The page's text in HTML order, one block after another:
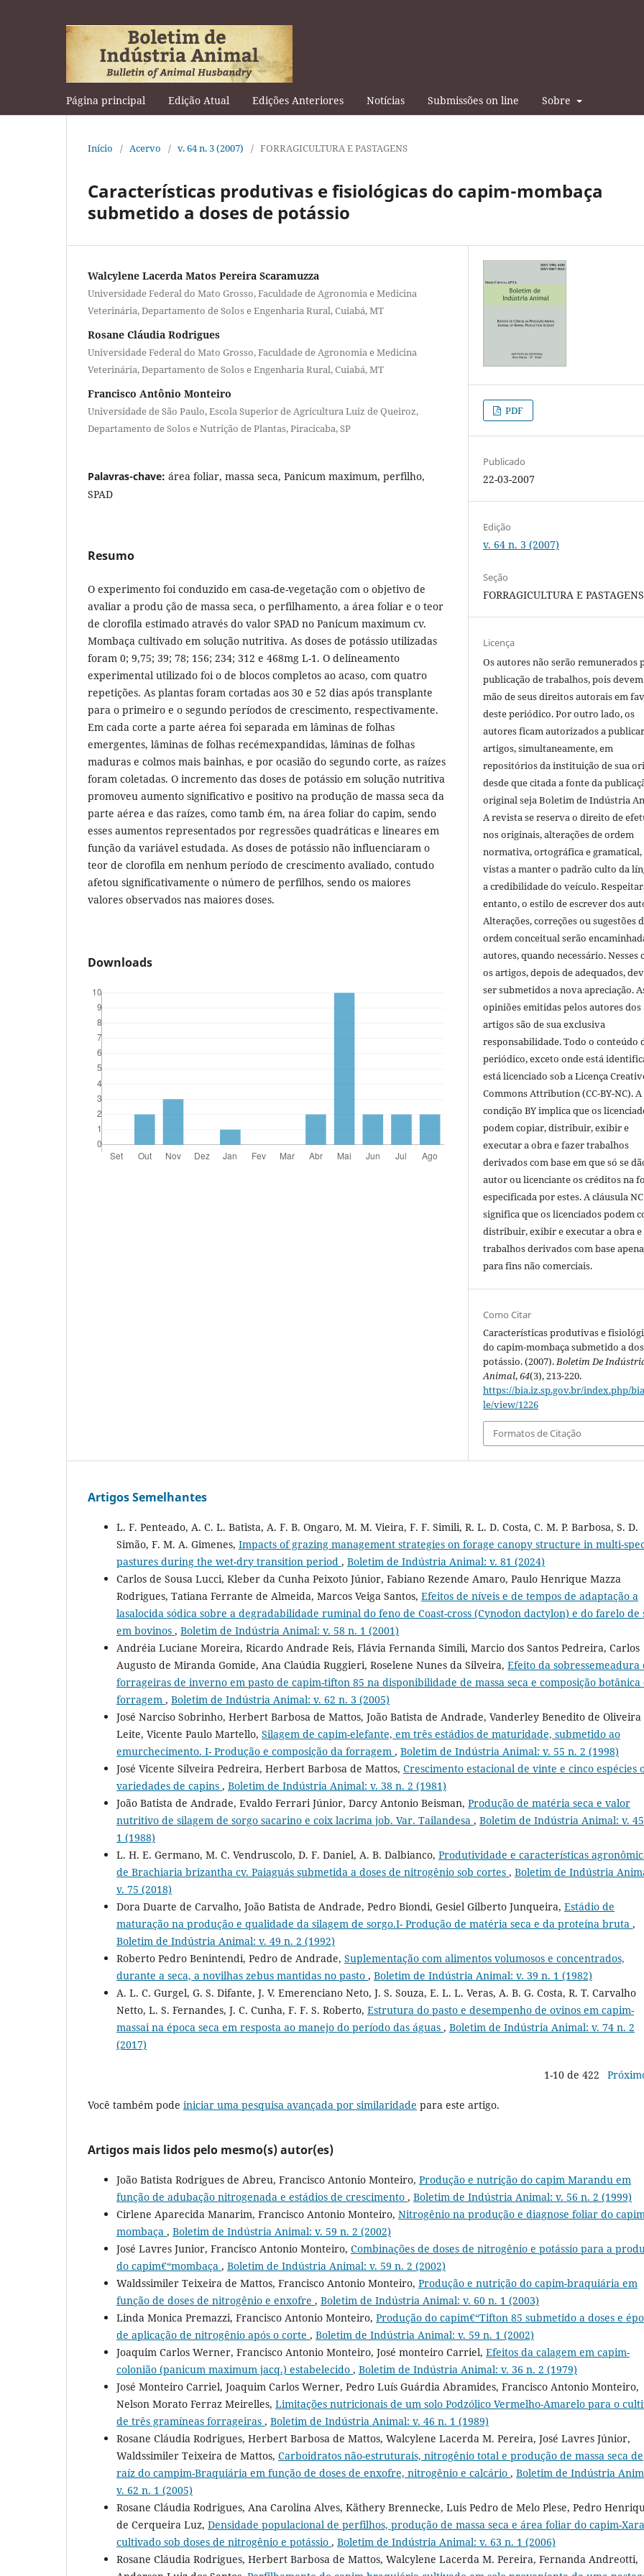
Página principal Edição Atual Edições Anteriores Notícias Submissões on line Sobre
Início / Acervo / v. 64 n. 3 (2007) / FORRAGICULTURA E PASTAGENS
Características produtivas e fisiológicas do capim-mombaça
submetido a doses de potássio
Walcylene Lacerda Matos Pereira Scaramuzza
Universidade Federal do Mato Grosso, Faculdade de Agronomia e Medicina
Veterinária, Departamento de Solos e Engenharia Rural, Cuiabá, MT
Rosane Cláudia Rodrigues
Universidade Federal do Mato Grosso, Faculdade de Agronomia e Medicina
Veterinária, Departamento de Solos e Engenharia Rural, Cuiabá, MT
Francisco Antônio Monteiro
Universidade de São Paulo, Escola Superior de Agricultura Luiz de Queiroz,
Departamento de Solos e Nutrição de Plantas, Piracicaba, SP
Palavras-chave: área foliar, massa seca, Panicum maximum, perfilho,
SPAD
Resumo
O experimento foi conduzido em casa-de-vegetação com o objetivo de
avaliar a produ ção de massa seca, o perfilhamento, a área foliar e o teor
de clorofila estimado através do valor SPAD no Panicum maximum cv.
Mombaça cultivado em solução nutritiva. As doses de potássio utilizadas
foram 0; 9,75; 39; 78; 156; 234; 312 e 468mg L-1. O delineamento
experimental utilizado foi o de blocos completos ao acaso, com quatro
repetições. As plantas foram cortadas aos 30 e 52 dias após transplante
para o primeiro e o segundo períodos de crescimento, respectivamente.
Em cada corte a parte aérea foi separada em lâminas de folhas
emergentes, lâminas de folhas recémexpandidas, lâminas de folhas
maduras e colmos mais bainhas, e por ocasião do segundo corte, as raízes
foram coletadas. O incremento das doses de potássio em solução nutritiva
promoveu aumento significativo e positivo na produção de massa seca da
parte aérea e das raízes, como tamb ém, na área foliar do capim, sendo
esses aumentos representados por regressões quadráticas e lineares em
função da variável estudada. As doses de potássio não influenciaram o
teor de clorofila em nenhum período de crescimento avaliado, contudo
afetou significativamente o número de perfilhos, sendo os maiores
valores observados nas maiores doses.
Downloads
PDF
Publicado
22-03-2007
Edição
v. 64 n. 3 (2007)
Seção
FORRAGICULTURA E PASTAGENS
Licença
Os autores não serão remunerados
publicação de trabalhos, pois
mão de seus direitos autorais em
deste periódico. Por outro lado, os
autores ficam autorizados a
artigos, simultaneamente, em
repositórios da instituição de sua
desde que citada a fonte da
original seja Boletim de Indústria
A revista se reserva o direito de
nos originais, alterações de ordem
normativa, ortográfica e gramatical,
vistas a manter o padrão culto da
a credibilidade do veículo.
entanto, o estilo de escrever dos
Alterações, correções ou sugestões
ordem conceitual serão
autores, quando necessário. Nesses
os artigos, depois de adequados,
ser submetidos a nova apreciação.
opiniões emitidas pelos autores dos
artigos são de sua exclusiva
responsabilidade. Todo o conteúdo
periódico, exceto onde está
está licenciado sob a Licença
Commons Attribution (CC-BY-NC). A
condição BY implica que os
podem copiar, distribuir, exibir e
executar a obra e fazer trabalhos
derivados com base em que só se
autor ou licenciante os créditos na
especificada por estes. A cláusula NC
significa que os licenciados podem
distribuir, exibir e executar a obra
trabalhos derivados com base
para fins não comerciais.
Como Citar
Características produtivas e
do capim-mombaça submetido a
potássio. (2007).Boletim De
Animal,64(3), 213-220.
https://bia.iz.sp.gov.br/index.php/
le/view/1226
Formatos de Citação
Artigos Semelhantes
L. F. Penteado, A. C. L. Batista, A. F. B. Ongaro, M. M. Vieira, F. F. Simili, R. L. D. Costa, C. M. P. Barbosa, S. D.
Simão, F. M. A. Gimenes, Impacts of grazing management strategies on forage canopy structure in multi-
pastures during the wet-dry transition period , Boletim de Indústria Animal: v. 81 (2024)
Carlos de Sousa Lucci, Kleber da Cunha Peixoto Júnior, Fabiano Rezende Amaro, Paulo Henrique Mazza
Rodrigues, Tatiana Ferrante de Almeida, Marcos Veiga Santos, Efeitos de níveis e de tempos de adaptação a
lasalocida sódica sobre a degradabilidade ruminal do feno de Coast-cross (Cynodon dactylon) e do farelo de
em bovinos , Boletim de Indústria Animal: v. 58 n. 1 (2001)
Andréia Luciane Moreira, Ricardo Andrade Reis, Flávia Fernanda Simili, Marcio dos Santos Pedreira, Carlos
Augusto de Miranda Gomide, Ana Claúdia Ruggieri, Roselene Nunes da Silveira, Efeito da sobressemeadura
forrageiras de inverno em pasto de capim-tifton 85 na disponibilidade de massa seca e composição botânica
forragem , Boletim de Indústria Animal: v. 62 n. 3 (2005)
José Narciso Sobrinho, Herbert Barbosa de Mattos, João Batista de Andrade, Vanderley Benedito de Oliveira
Leite, Vicente Paulo Martello, Silagem de capim-elefante, em três estádios de maturidade, submetido ao
emurchecimento. I- Produção e composição da forragem , Boletim de Indústria Animal: v. 55 n. 2 (1998)
José Vicente Silveira Pedreira, Herbert Barbosa de Mattos, Crescimento estacional de vinte e cinco espécies
variedades de capins , Boletim de Indústria Animal: v. 38 n. 2 (1981)
João Batista de Andrade, Evaldo Ferrari Júnior, Darcy Antonio Beisman, Produção de matéria seca e valor
nutritivo de silagem de sorgo sacarino e coix lacrima job. Var. Tailandesa , Boletim de Indústria Animal: v.
1 (1988)
L. H. E. Germano, M. C. Vendruscolo, D. F. Daniel, A. B. Dalbianco, Produtividade e características
de Brachiaria brizantha cv. Paiaguás submetida a doses de nitrogênio sob cortes , Boletim de Indústria
v. 75 (2018)
Dora Duarte de Carvalho, João Batista de Andrade, Pedro Biondi, Gesiel Gilberto Junqueira, Estádio de
maturação na produção e qualidade da silagem de sorgo.I- Produção de matéria seca e da proteína bruta ,
Boletim de Indústria Animal: v. 49 n. 2 (1992)
Roberto Pedro Benintendi, Pedro de Andrade, Suplementação com alimentos volumosos e concentrados,
durante a seca, a novilhas zebus mantidas no pasto , Boletim de Indústria Animal: v. 39 n. 1 (1982)
A. L. C. Gurgel, G. S. Difante, J. V. Emerenciano Neto, J. S. Souza, E. L. L. Veras, A. B. G. Costa, R. T. Carvalho
Netto, L. S. Fernandes, J. C. Cunha, F. F. S. Roberto, Estrutura do pasto e desempenho de ovinos em capim-
massai na época seca em resposta ao manejo do período das águas , Boletim de Indústria Animal: v. 74 n. 2
(2017)
1-10 de 422
Você também pode iniciar uma pesquisa avançada por similaridade para este artigo.
Artigos mais lidos pelo mesmo(s) autor(es)
João Batista Rodrigues de Abreu, Francisco Antonio Monteiro, Produção e nutrição do capim Marandu em
função de adubação nitrogenada e estádios de crescimento , Boletim de Indústria Animal: v. 56 n. 2 (1999)
Cirlene Aparecida Manarim, Francisco Antonio Monteiro, Nitrogênio na produção e diagnose foliar do
mombaça , Boletim de Indústria Animal: v. 59 n. 2 (2002)
José Lavres Junior, Francisco Antonio Monteiro, Combinações de doses de nitrogênio e potássio para a
do capim€“mombaça , Boletim de Indústria Animal: v. 59 n. 2 (2002)
Waldssimiler Teixeira de Mattos, Francisco Antonio Monteiro, Produção e nutrição do capim-braquiária em
função de doses de nitrogênio e enxofre , Boletim de Indústria Animal: v. 60 n. 1 (2003)
Linda Monica Premazzi, Francisco Antonio Monteiro, Produção do capim€“Tifton 85 submetido a doses e
de aplicação de nitrogênio após o corte , Boletim de Indústria Animal: v. 59 n. 1 (2002)
Joaquim Carlos Werner, Francisco Antonio Monteiro, José monteiro Carriel, Efeitos da calagem em capim-
colonião (panicum maximum jacq.) estabelecido , Boletim de Indústria Animal: v. 36 n. 2 (1979)
José Monteiro Carriel, Joaquim Carlos Werner, Pedro Luís Guárdia Abramides, Francisco Antonio Monteiro,
Nelson Morato Ferraz Meirelles, Limitações nutricionais de um solo Podzólico Vermelho-Amarelo para o
de três gramíneas forrageiras , Boletim de Indústria Animal: v. 46 n. 1 (1989)
Rosane Cláudia Rodrigues, Herbert Barbosa de Mattos, Walcylene Lacerda M. Pereira, José Lavres Júnior,
Waldssimiler Teixeira de Mattos, Carboidratos não-estruturais, nitrogênio total e produção de massa seca de
raíz do campim-Braquiária em função de doses de enxofre, nitrogênio e calcário , Boletim de Indústria
v. 62 n. 1 (2005)
Rosane Cláudia Rodrigues, Ana Carolina Alves, Käthery Brennecke, Luis Pedro de Melo Plese, Pedro
de Cerqueira Luz, Densidade populacional de perfilhos, produção de massa seca e área foliar do capim-
cultivado sob doses de nitrogênio e potássio , Boletim de Indústria Animal: v. 63 n. 1 (2006)
Rosane Cláudia Rodrigues, Herbert Barbosa de Mattos, Walcylene Lacerda M. Pereira, Fernanda Andreotti,